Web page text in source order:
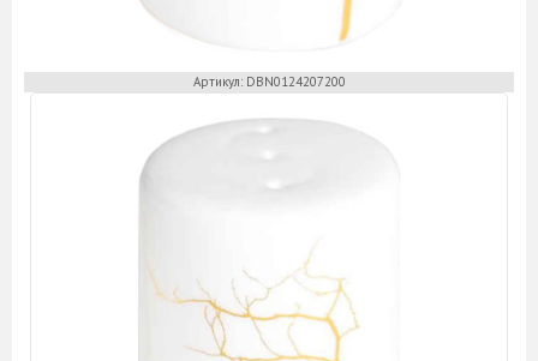
Артикул: DBN0124207200